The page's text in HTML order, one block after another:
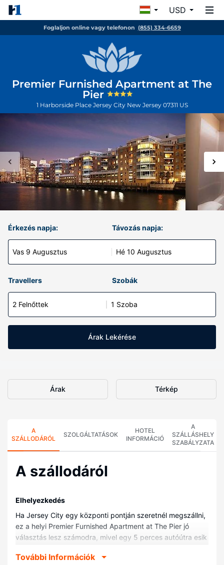
USD
Foglaljon online vagy telefonon (855) 334-6659
Premier Furnished Apartment at The
Pier
1 Harborside Place Jersey City New Jersey 07311 US
Érkezés napja:
Vas 9 Augusztus
Távozás napja:
Hé 10 Augusztus
Travellers Szobák
2 Felnőttek 1 Szoba
Árak Lekérése
Árak Térkép
A
SZÁLLODÁRÓL
SZOLGÁLTATÁSOK
HOTEL
INFORMÁCIÓ
A
SZÁLLÁSHELY
SZABÁLYZATA
A szállodáról
Elhelyezkedés
Ha Jersey City egy központi pontján szeretnél megszállni,
ez a helyi Premier Furnished Apartment at The Pier jó
választás lesz számodra, mivel egy 5 perces autóútra esik
tengerpartja. Ez a helyi apartman kb. 5,3 km-re található
További Információk